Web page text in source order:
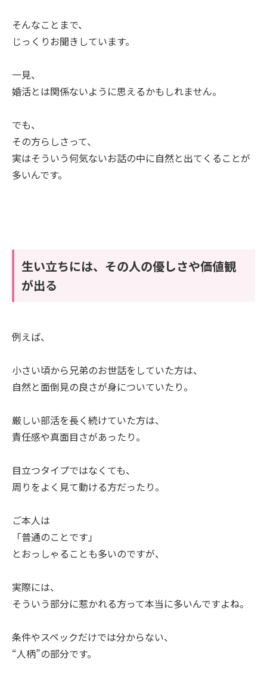
そんなことまで、
じっくりお聞きしています。
一見、
婚活とは関係ないように思えるかもしれません。
でも、
その方らしさって、
実はそういう何気ないお話の中に自然と出てくることが
多いんです。
生い立ちには、その人の優しさや価値観
が出る
例えば、
小さい頃から兄弟のお世話をしていた方は、
自然と面倒見の良さが身についていたり。
厳しい部活を長く続けていた方は、
責任感や真面目さがあったり。
目立つタイプではなくても、
周りをよく見て動ける方だったり。
ご本人は
「普通のことです」
とおっしゃることも多いのですが、
実際には、
そういう部分に惹かれる方って本当に多いんですよね。
条件やスペックだけでは分からない、
“人柄”の部分です。